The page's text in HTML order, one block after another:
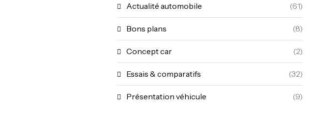
Actualité automobile (61)
Bons plans (8)
Concept car (2)
Essais & comparatifs (32)
Présentation véhicule (9)